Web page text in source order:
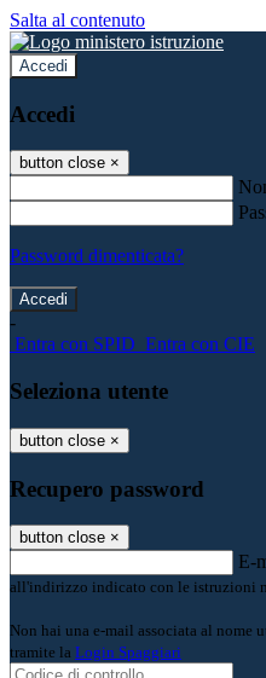
Salta al contenuto
Accedi
Accedi
button close ×
Password dimenticata?
-
Entra con SPID Entra con CIE
Seleziona utente
button close ×
Recupero password
button close ×
E-
all'indirizzo indicato con le istruzioni
Non hai una e-mail associata al nome
tramite la Login Spaggiari